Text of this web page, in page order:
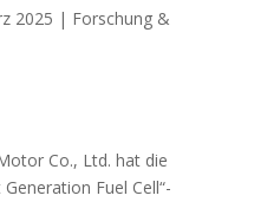
2025 | Forschung &
Co., Ltd. hat die
Fuel Cell“-